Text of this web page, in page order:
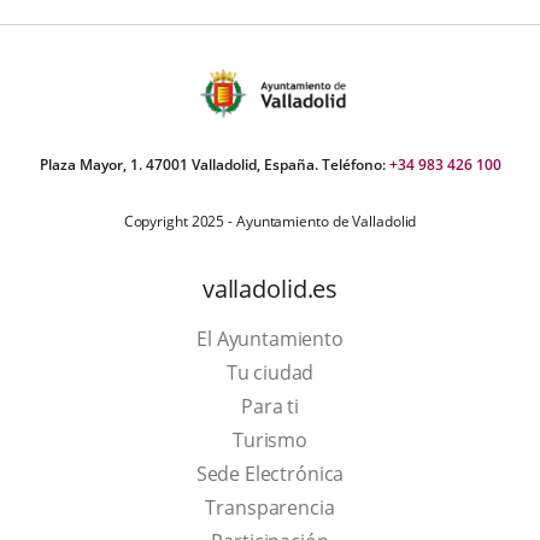
Plaza Mayor, 1. 47001 Valladolid, España. Teléfono:+34 983 426 100
Copyright 2025 - Ayuntamiento de Valladolid
valladolid.es
El Ayuntamiento
Tu ciudad
Para ti
TurismoThis
link
will
Sede Electrónica
Transparencia